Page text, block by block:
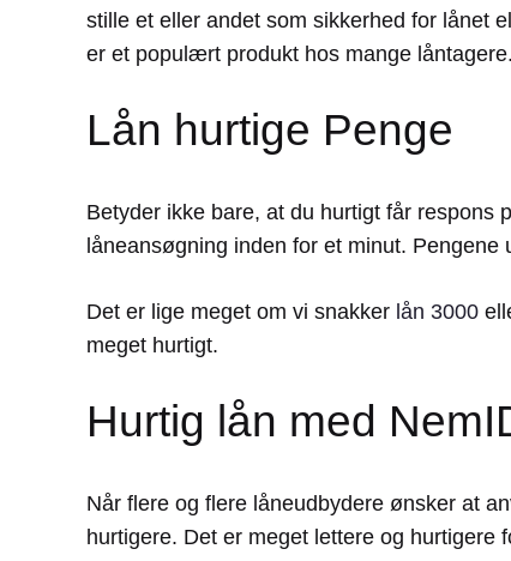
stille et eller andet som sikkerhed for lånet
er et populært produkt hos mange låntagere.
Lån hurtige Penge
Betyder ikke bare, at du hurtigt får respons
låneansøgning inden for et minut.
Det er lige meget om vi snakker lån 3000
meget hurtigt.
Hurtig lån med
Når flere og flere låneudbydere ønsker at
hurtigere. Det er meget lettere og hurtigere